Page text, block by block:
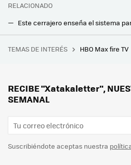
RELACIONADO
TEMAS DE INTERÉS HBO Max fire TV
RECIBE "Xatakaletter",
SEMANAL
Suscribiéndote aceptas nuestra